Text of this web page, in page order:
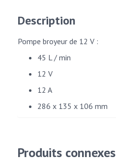
Description
Pompe broyeur de 12 V :
45 L / min
12 V
12 A
286 x 135 x 106 mm
Produits connexes